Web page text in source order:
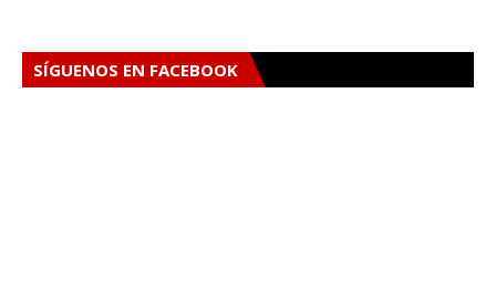
SÍGUENOS EN FACEBOOK